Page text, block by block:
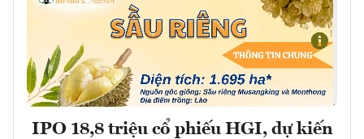
IPO 18,8 triệu cổ phiếu HGI, dự kiến